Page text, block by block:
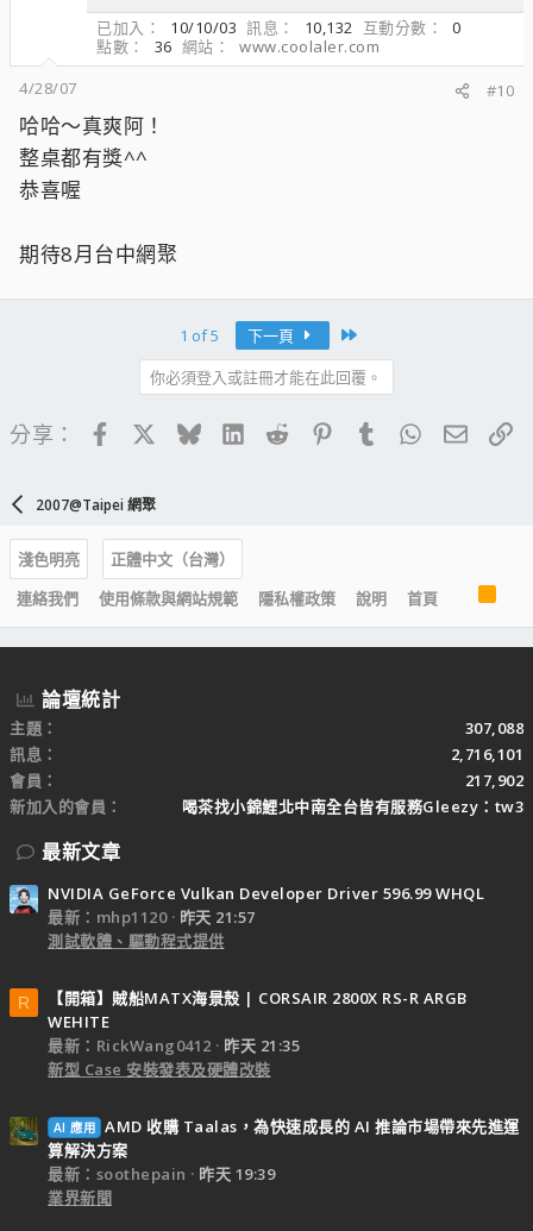
已加入
10/10/03 訊息 10,132 互動分數
0
點數
36 網站
www.coolaler.com
4/28/07
#10
哈哈～真爽阿！
整桌都有獎^^
恭喜喔
期待8月台中網聚
1 of 5 下一頁
你必須登入或註冊才能在此回覆。
分享： FacebookBlueskyLinkedIn
Reddit PinterestTumblrWhatsApp
電子
2007@Taipei 網聚
淺色明亮
正體中文（台灣）
連絡我們
使用條款與網站規範 隱私權政策 說明 首頁
R
S
S
論壇統計
主題
307,088
訊息
2,716,101
會員
217,902
新加入的會員
喝茶找小錦鯉北中南全台皆有服務Gleezy：tw3
最新文章
NVIDIA GeForce Vulkan Developer Driver 596.99 WHQL
最新：mhp1120
昨天 21:57
測試軟體、驅動程式提供
R
【開箱】賊船MATX海景殼 | CORSAIR 2800X RS-R ARGB
WEHITE
最新：RickWang0412
昨天 21:35
新型 Case 安裝發表及硬體改裝
AI 應用 AMD 收購 Taalas，為快速成長的 AI 推論市場帶來先進運
算解決方案
最新：soothepain
昨天 19:39
業界新聞